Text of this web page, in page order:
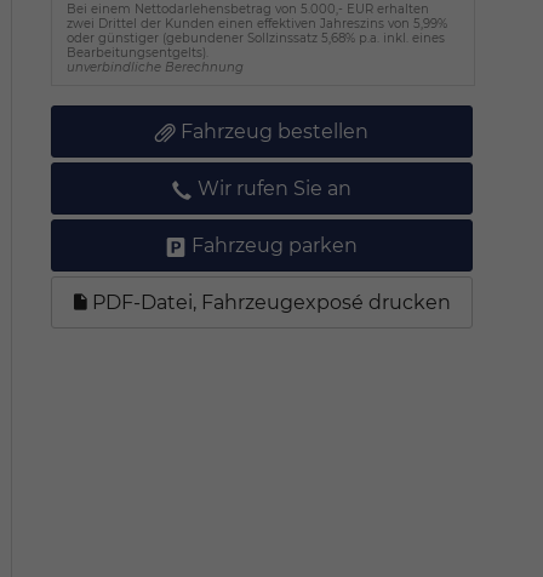
Bei einem Nettodarlehensbetrag von 5.000,- EUR erhalten
zwei Drittel der Kunden einen effektiven Jahreszins von 5,99%
oder günstiger (gebundener Sollzinssatz 5,68% p.a. inkl. eines
Bearbeitungsentgelts).
unverbindliche Berechnung
Fahrzeug bestellen
Wir rufen Sie an
Fahrzeug parken
PDF-Datei, Fahrzeugexposé drucken